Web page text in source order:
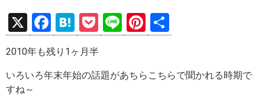
X
F
a
ce
b
H
at
e
n
P
o
ck
et
Li
n
Pi
nt
es
有
2010年も残り1ヶ月半
いろいろ年末年始の話題があちらこちらで聞かれる時期で
すね～